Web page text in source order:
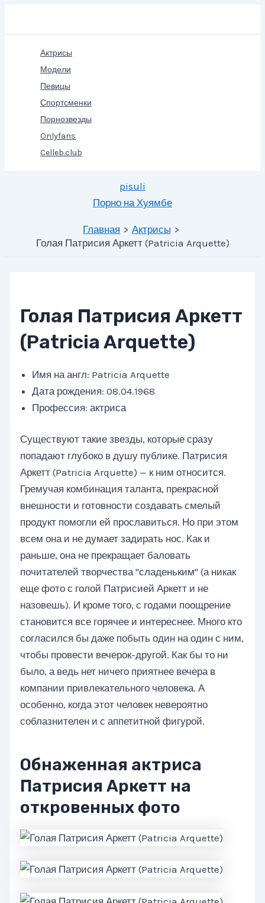
Актрисы
Модели
Певицы
Спортсменки
Порнозвезды
Onlyfans
Celleb.club
pisuli
Порно на Хуямбе
Главная
Актрисы
Голая Патрисия Аркетт (Patricia Arquette)
Голая Патрисия Аркетт
(Patricia Arquette)
Имя на англ: Patricia Arquette
Дата рождения: 08.04.1968
Профессия: актриса
Существуют такие звезды, которые сразу
попадают глубоко в душу публике. Патрисия
Аркетт (Patricia Arquette) — к ним относится.
Гремучая комбинация таланта, прекрасной
внешности и готовности создавать смелый
продукт помогли ей прославиться. Но при этом
всем она и не думает задирать нос. Как и
раньше, она не прекращает баловать
почитателей творчества "сладеньким" (а никак
еще фото с голой Патрисией Аркетт и не
назовешь). И кроме того, с годами поощрение
становится все горячее и интереснее. Много кто
согласился бы даже побыть один на один с ним,
чтобы провести вечерок-другой. Как бы то ни
было, а ведь нет ничего приятнее вечера в
компании привлекательного человека. А
особенно, когда этот человек невероятно
соблазнителен и с аппетитной фигурой.
Обнаженная актриса
Патрисия Аркетт на
откровенных фото